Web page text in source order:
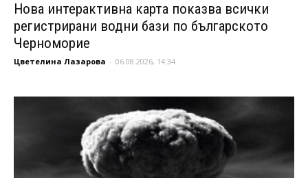
Нова интерактивна карта показва всички
регистрирани водни бази по българското
Черноморие
Цветелина Лазарова - 06.08.2026, 14:34